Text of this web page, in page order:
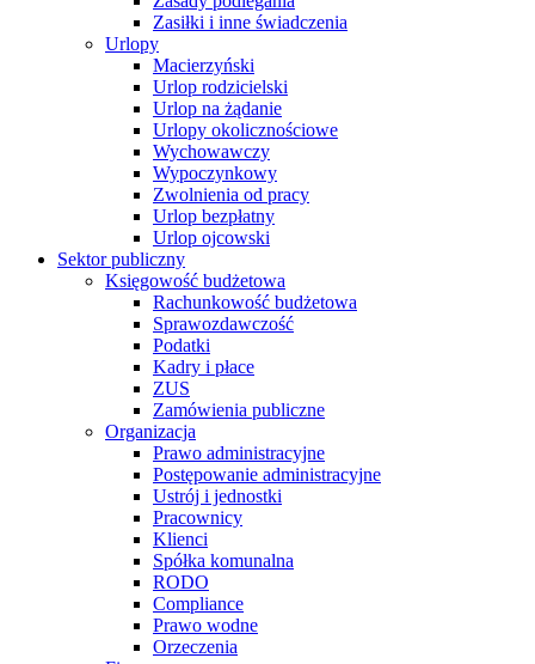
Zasiłki i inne świadczenia
Urlopy
Macierzyński
Urlop rodzicielski
Urlop na żądanie
Urlopy okolicznościowe
Wychowawczy
Wypoczynkowy
Zwolnienia od pracy
Urlop bezpłatny
Urlop ojcowski
Sektor publiczny
Księgowość budżetowa
Rachunkowość budżetowa
Sprawozdawczość
Podatki
Kadry i płace
ZUS
Zamówienia publiczne
Organizacja
Prawo administracyjne
Postępowanie administracyjne
Ustrój i jednostki
Pracownicy
Klienci
Spółka komunalna
RODO
Compliance
Prawo wodne
Orzeczenia